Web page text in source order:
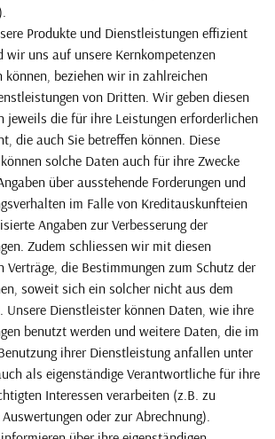
Produkte und Dienstleistungen effizient
wir uns auf unsere Kernkompetenzen
können, beziehen wir in zahlreichen
von Dritten. Wir geben diesen
jeweils die für ihre Leistungen erforderlichen
die auch Sie betreffen können. Diese
solche Daten auch für ihre Zwecke
über ausstehende Forderungen und
im Falle von Kreditauskunfteien
Angaben zur Verbesserung der
Zudem schliessen wir mit diesen
Verträge, die Bestimmungen zum Schutz der
soweit sich ein solcher nicht aus dem
Unsere Dienstleister können Daten, wie ihre
benutzt werden und weitere Daten, die im
ihrer Dienstleistung anfallen unter
als eigenständige Verantwortliche für ihre
Interessen verarbeiten (z.B. zu
oder zur Abrechnung).